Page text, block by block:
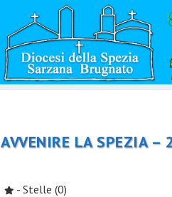
AVVENIRE LA SPEZIA –
- Stelle (0)